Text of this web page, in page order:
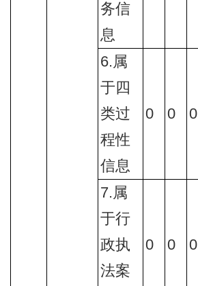
务信
息
6.属
于四
类过
程性
信息
0 0 0
7.属
于行
政执
法案
0 0 0